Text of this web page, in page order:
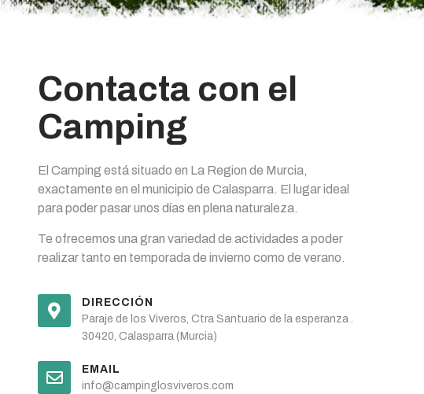
Contacta con el
Camping
El Camping está situado en La Region de Murcia,
exactamente en el municipio de Calasparra. El lugar ideal
para poder pasar unos días en plena naturaleza.
Te ofrecemos una gran variedad de actividades a poder
realizar tanto en temporada de invierno como de verano.
DIRECCIÓN
Paraje de los Viveros, Ctra Santuario de la esperanza .
30420, Calasparra (Murcia)
EMAIL
info@campinglosviveros.com